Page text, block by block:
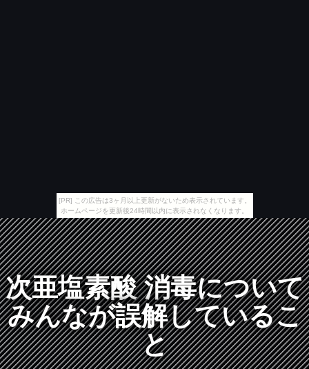
[PR] この広告は3ヶ月以上更新がないため表示されています。
ホームページを更新後24時間以内に表示されなくなります。
次亜塩素酸 消毒について
みんなが誤解しているこ
と